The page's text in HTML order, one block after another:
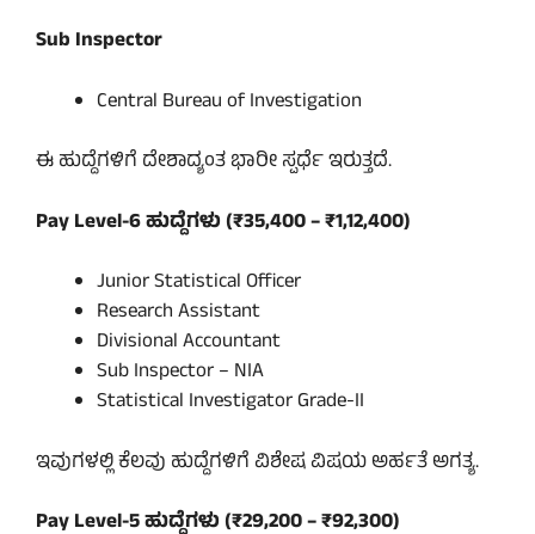
Sub Inspector
Central Bureau of Investigation
ಈ ಹುದ್ದೆಗಳಿಗೆ ದೇಶಾದ್ಯಂತ ಭಾರೀ ಸ್ಪರ್ಧೆ ಇರುತ್ತದೆ.
Pay Level-6 ಹುದ್ದೆಗಳು (₹35,400 – ₹1,12,400)
Junior Statistical Officer
Research Assistant
Divisional Accountant
Sub Inspector – NIA
Statistical Investigator Grade-II
ಇವುಗಳಲ್ಲಿ ಕೆಲವು ಹುದ್ದೆಗಳಿಗೆ ವಿಶೇಷ ವಿಷಯ ಅರ್ಹತೆ ಅಗತ್ಯ.
Pay Level-5 ಹುದ್ದೆಗಳು (₹29,200 – ₹92,300)